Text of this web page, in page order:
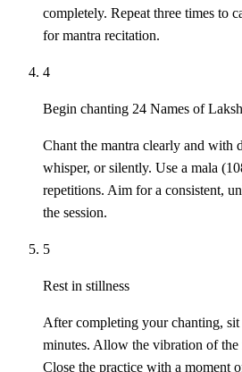
completely. Repeat three times to
for mantra recitation.
4
Begin chanting 24 Names of
Chant the mantra clearly and
whisper, or silently. Use a mala
repetitions. Aim for a consistent,
the session.
5
Rest in stillness
After completing your chanting,
minutes. Allow the vibration of the
Close the practice with a moment